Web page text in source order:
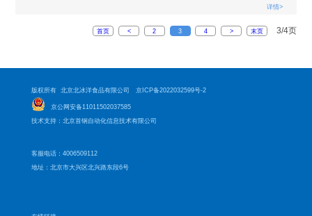
详情>
首页 < 2 3 4 > 末页 3/4页
版权所有 北京北冰洋食品有限公司 京ICP备2022032599号-2
京公网安备11011502037585
技术支持：北京首钢自动化信息技术有限公司
客服电话：4006509112
地址：北京市大兴区北兴路东段6号